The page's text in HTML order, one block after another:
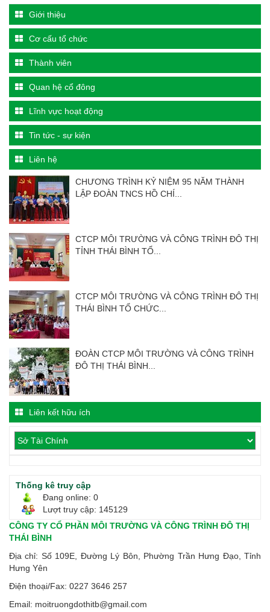
Giới thiệu
Cơ cấu tổ chức
Thành viên
Quan hệ cổ đông
Lĩnh vực hoạt động
Tin tức - sự kiện
Liên hệ
CHƯƠNG TRÌNH KỶ NIỆM 95 NĂM THÀNH
LẬP ĐOÀN TNCS HỒ CHÍ...
CTCP MÔI TRƯỜNG VÀ CÔNG TRÌNH ĐÔ THỊ
TỈNH THÁI BÌNH TỔ...
CTCP MÔI TRƯỜNG VÀ CÔNG TRÌNH ĐÔ THỊ
THÁI BÌNH TỔ CHỨC...
ĐOÀN CTCP MÔI TRƯỜNG VÀ CÔNG TRÌNH
ĐÔ THỊ THÁI BÌNH...
Liên kết hữu ích
Thống kê truy cập
Đang online: 0
Lượt truy cập: 145129
CÔNG TY CỔ PHẦN MÔI TRƯỜNG VÀ CÔNG TRÌNH ĐÔ THỊ
THÁI BÌNH
Địa chỉ: Số 109E, Đường Lý Bôn, Phường Trần Hưng Đạo, Tỉnh
Hưng Yên
Điện thoại/Fax: 0227 3646 257
Email: moitruongdothitb@gmail.com